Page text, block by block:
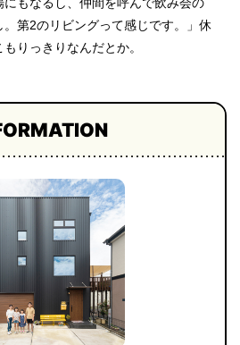
第2のリビングって感じです。」休
りっきりなんだとか。